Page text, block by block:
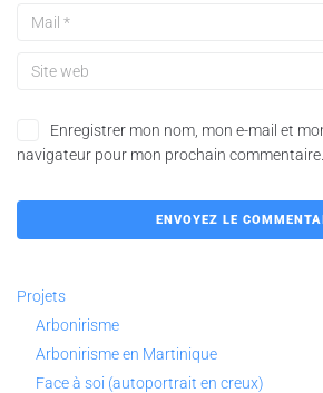
Enregistrer mon nom, mon e-mail et
navigateur pour mon prochain commentaire.
Projets
Arbonirisme
Arbonirisme en Martinique
Face à soi (autoportrait en creux)